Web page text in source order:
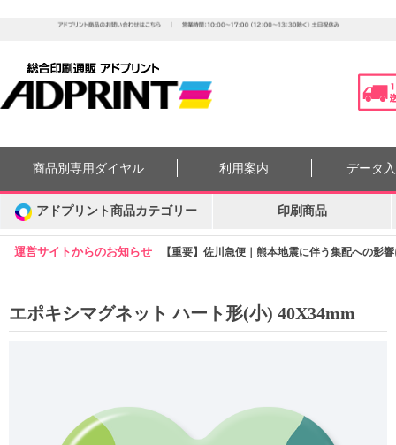
運営サイトからのお知らせ 【重要】佐川急便｜熊本地震に伴う集配への影
商品別専用ダイヤル 利用案内 データ
アドプリント商品カテゴリー 印刷商品
エポキシマグネット ハート形(小) 40X34mm